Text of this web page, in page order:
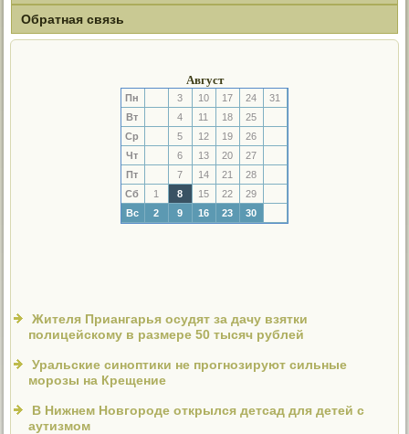
Обратная связь
Август
Пн 3 10 17 24
31
Вт
4 11 18
25
Ср
5 12 19
26
Чт
6 13 20
27
Пт
7 14 21
28
Сб
1 8 15 22
29
Вс
2 9 16 23 30
Жителя Приангарья осудят за дачу взятки
полицейскому в размере 50 тысяч рублей
Уральские синоптики не прогнозируют сильные
морозы на Крещение
В Нижнем Новгороде открылся детсад для детей с
аутизмом